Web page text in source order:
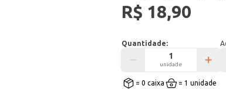
R$ 18,90
Quantidade:
unidade
= 0 caixa = 1 unidade